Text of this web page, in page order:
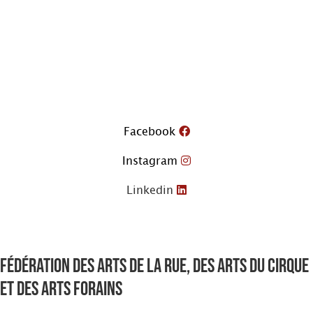
Facebook
Instagram
Linkedin
Fédération des arts de la rue, des arts du cirque
et des arts forains